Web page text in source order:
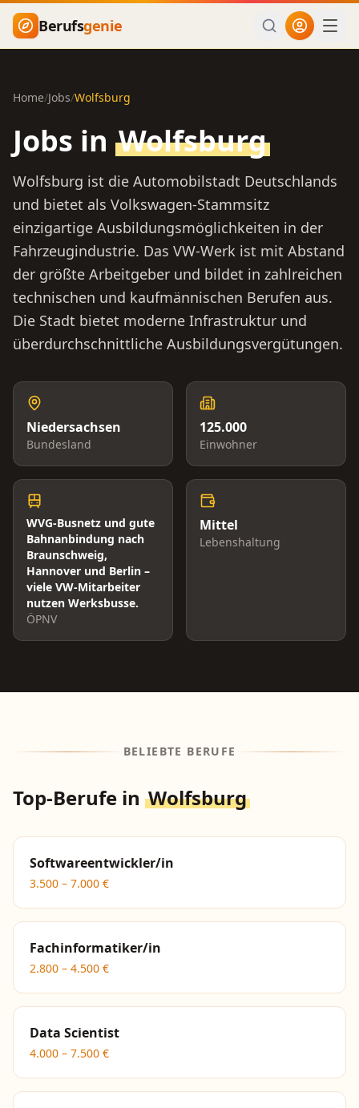
Zum Hauptinhalt springen
Berufsgenie
Home/Jobs/Wolfsburg
Jobs in Wolfsburg
Wolfsburg ist die Automobilstadt Deutschlands
und bietet als Volkswagen-Stammsitz
einzigartige Ausbildungsmöglichkeiten in der
Fahrzeugindustrie. Das VW-Werk ist mit Abstand
der größte Arbeitgeber und bildet in zahlreichen
technischen und kaufmännischen Berufen aus.
Die Stadt bietet moderne Infrastruktur und
überdurchschnittliche Ausbildungsvergütungen.
Niedersachsen
Bundesland
125.000
Einwohner
WVG-Busnetz und gute
Bahnanbindung nach
Braunschweig,
Hannover und Berlin –
viele VW-Mitarbeiter
nutzen Werksbusse.
ÖPNV
Mittel
Lebenshaltung
BELIEBTE BERUFE
Top-Berufe in Wolfsburg
Softwareentwickler/in
3.500 – 7.000 €
Fachinformatiker/in
2.800 – 4.500 €
Data Scientist
4.000 – 7.500 €